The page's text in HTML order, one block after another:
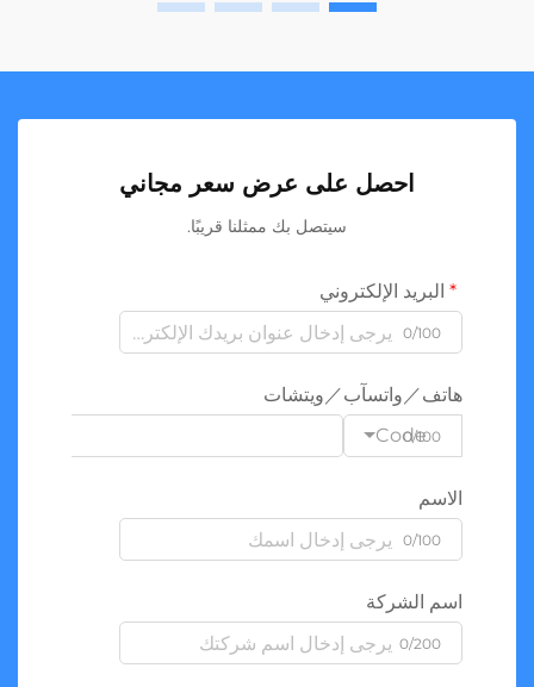
احصل على عرض سعر مجاني
سيتصل بك ممثلنا قريبًا.
البريد الإلكتروني
0/100
هاتف／واتسآب／ويتشات
Code
0/100
الاسم
0/100
اسم الشركة
0/200